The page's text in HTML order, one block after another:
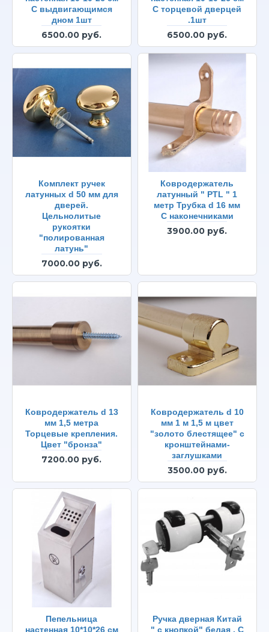
С выдвигающимся
дном 1шт
6500.00 руб.
С торцевой дверцей
.1шт
6500.00 руб.
Комплект ручек
латунных d 50 мм для
дверей.
Цельнолитые
рукоятки
"полированная
латунь"
7000.00 руб.
Ковродержатель
латунный " PTL " 1
метр Трубка d 16 мм
С наконечниками
3900.00 руб.
Ковродержатель d 13
мм 1,5 метра
Торцевые крепления.
Цвет "бронза"
7200.00 руб.
Ковродержатель d 10
мм 1 м 1,5 м цвет
"золото блестящее" с
кронштейнами-
заглушками
3500.00 руб.
Пепельница
настенная 10*10*26 см
Ручка дверная Китай
" с кнопкой" белая . С